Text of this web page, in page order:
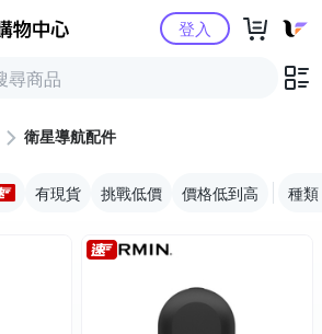
Yahoo購物中心登入
衛星導航配件
有現貨 挑戰低價 價格低到高 種類